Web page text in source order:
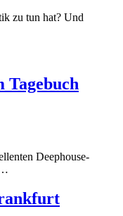
zu tun hat? Und
Tagebuch
Deephouse-